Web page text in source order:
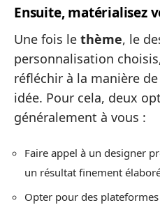
Ensuite, matérialisez
Une fois le thème, le
personnalisation
réfléchir à la manière
idée. Pour cela, deux
généralement à vous :
Faire appel à un designer
un résultat finement
Opter pour des